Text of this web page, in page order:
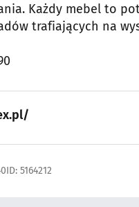
Każdy mebel to
trafiających na
ID: 5164212